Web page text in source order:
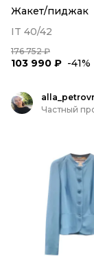
Жакет/пиджак
IT 40/42
176 752 ₽
103 990 ₽ -41%
Частный